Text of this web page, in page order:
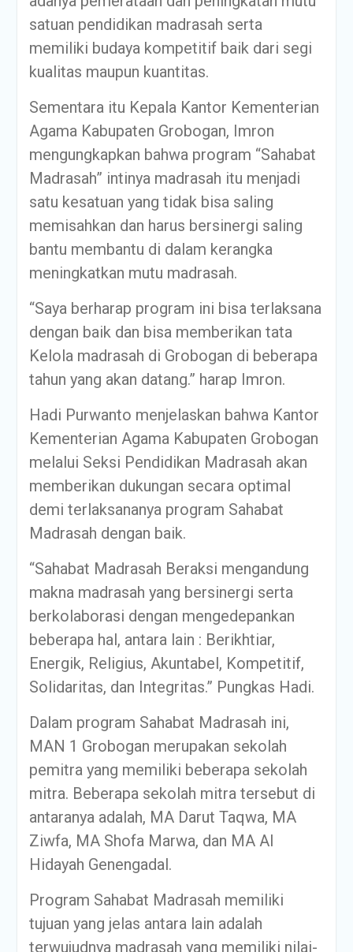
satuan pendidikan madrasah serta
memiliki budaya kompetitif baik dari segi
kualitas maupun kuantitas.
Sementara itu Kepala Kantor Kementerian
Agama Kabupaten Grobogan, Imron
mengungkapkan bahwa program “Sahabat
Madrasah” intinya madrasah itu menjadi
satu kesatuan yang tidak bisa saling
memisahkan dan harus bersinergi saling
bantu membantu di dalam kerangka
meningkatkan mutu madrasah.
“Saya berharap program ini bisa terlaksana
dengan baik dan bisa memberikan tata
Kelola madrasah di Grobogan di beberapa
tahun yang akan datang.” harap Imron.
Hadi Purwanto menjelaskan bahwa Kantor
Kementerian Agama Kabupaten Grobogan
melalui Seksi Pendidikan Madrasah akan
memberikan dukungan secara optimal
demi terlaksananya program Sahabat
Madrasah dengan baik.
“Sahabat Madrasah Beraksi mengandung
makna madrasah yang bersinergi serta
berkolaborasi dengan mengedepankan
beberapa hal, antara lain : Berikhtiar,
Energik, Religius, Akuntabel, Kompetitif,
Solidaritas, dan Integritas.” Pungkas Hadi.
Dalam program Sahabat Madrasah ini,
MAN 1 Grobogan merupakan sekolah
pemitra yang memiliki beberapa sekolah
mitra. Beberapa sekolah mitra tersebut di
antaranya adalah, MA Darut Taqwa, MA
Ziwfa, MA Shofa Marwa, dan MA Al
Hidayah Genengadal.
Program Sahabat Madrasah memiliki
tujuan yang jelas antara lain adalah
terwujudnya madrasah yang memiliki nilai-